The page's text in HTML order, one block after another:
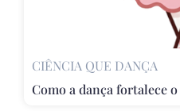
CIÊNCIA QUE DANÇA
Como a dança fortalece